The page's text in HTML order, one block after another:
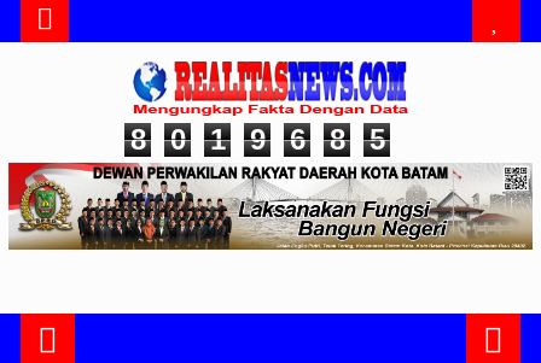
8 0 1 9 6 8 5